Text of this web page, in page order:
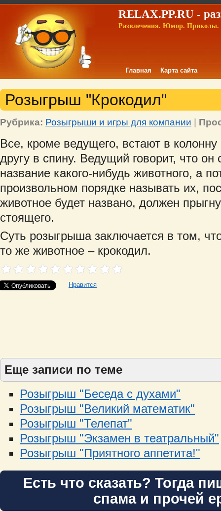
RELAX.PP.RU -
Развлечения. Юмор. Приколы.
Главная Карта сайта
Розыгрыш "Крокодил"
Рубрика: Розыгрыши и игры для компании |
Все, кроме ведущего, встают в колонну
другу в спину. Ведущий говорит, что
название какого-нибудь животного, а
произвольном порядке называть их,
животное будет названо, должен
стоящего.
Суть розыгрыша заключается в том,
то же животное – крокодил.
Нравится
Еще записи по теме
Розыгрыш "Беседа с духами"
Розыгрыш "Великий математик"
Розыгрыш "Телепат"
Розыгрыш "Экзамен в театральный"
Розыгрыш "Приятного аппетита!"
Есть что сказать? Тогда
спама и прочей